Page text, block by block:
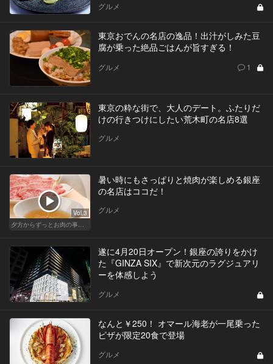
グルメ
東京おでんの名店の逸品！出汁がしみた豆
腐が乗った絶品ごはんが旨すぎる！
グルメ 1
東京の粋な街で、大人のデート。ふたりだ
けの行きつけにしたい荒木町の名店8選
グルメ
Vol.3
暑い時にもさっぱりと焼肉が楽しめる銀座
の名店はココだ！
グルメ
遂に4月20日オープン！銀座の誇りをかけ
た『GINZA SIX』で新次元のラグジュアリ
ーを体感しよう
グルメ
なんと￥250！ オマール海老が一尾乗った
ピザが限定20食で登場
グルメ